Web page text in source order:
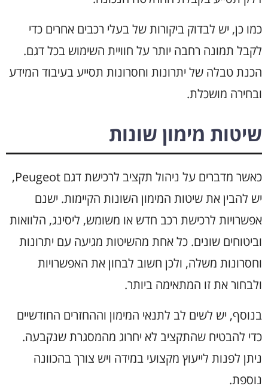
כמו כן, יש לבדוק ביקורות של בעלי רכבים אחרים כדי
לקבל תמונה רחבה יותר על חוויית השימוש בכל דגם.
הכנת טבלה של יתרונות וחסרונות תסייע בעיבוד המידע
ובחירה מושכלת.
שיטות מימון שונות
כאשר מדברים על ניהול תקציב לרכישת דגם Peugeot,
יש להבין את שיטות המימון השונות הקיימות. ישנם
אפשרויות לרכישת רכב חדש או משומש, ליסינג, הלוואות
וביטוחים שונים. כל אחת מהשיטות מגיעה עם יתרונות
וחסרונות משלה, ולכן חשוב לבחון את האפשרויות
ולבחור את זו המתאימה ביותר.
בנוסף, יש לשים לב לתנאי המימון וההחזרים החודשיים
כדי להבטיח שהתקציב לא יחרוג מהמסגרת שנקבעה.
ניתן לפנות לייעוץ מקצועי במידה ויש צורך בהכוונה
נוספת.